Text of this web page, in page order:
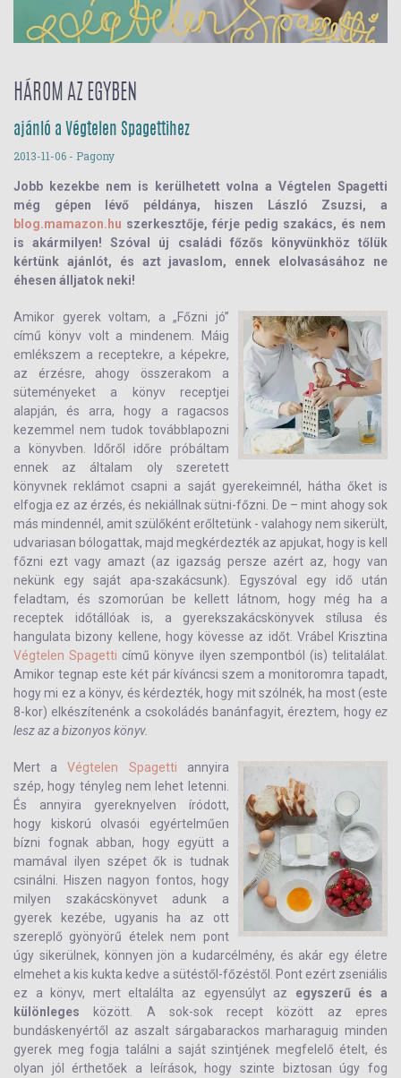
HÁROM AZ EGYBEN
ajánló a Végtelen Spagettihez
2013-11-06 - Pagony
Jobb kezekbe nem is kerülhetett volna a Végtelen Spagetti
még gépen lévő példánya, hiszen László Zsuzsi, a
blog.mamazon.hu szerkesztője, férje pedig szakács, és nem
is akármilyen! Szóval új családi főzős könyvünkhöz tőlük
kértünk ajánlót, és azt javaslom, ennek elolvasásához ne
éhesen álljatok neki!
Amikor gyerek voltam, a „Főzni jó”
című könyv volt a mindenem. Máig
emlékszem a receptekre, a képekre,
az érzésre, ahogy összerakom a
süteményeket a könyv receptjei
alapján, és arra, hogy a ragacsos
kezemmel nem tudok továbblapozni
a könyvben. Időről időre próbáltam
ennek az általam oly szeretett
könyvnek reklámot csapni a saját gyerekeimnél, hátha őket is
elfogja ez az érzés, és nekiállnak sütni-főzni. De – mint ahogy sok
más mindennél, amit szülőként erőltetünk - valahogy nem sikerült,
udvariasan bólogattak, majd megkérdezték az apjukat, hogy is kell
főzni ezt vagy amazt (az igazság persze azért az, hogy van
nekünk egy saját apa-szakácsunk). Egyszóval egy idő után
feladtam, és szomorúan be kellett látnom, hogy még ha a
receptek időtállóak is, a gyerekszakácskönyvek stílusa és
hangulata bizony kellene, hogy kövesse az időt. Vrábel Krisztina
Végtelen Spagetti című könyve ilyen szempontból (is) telitalálat.
Amikor tegnap este két pár kíváncsi szem a monitoromra tapadt,
hogy mi ez a könyv, és kérdezték, hogy mit szólnék, ha most (este
8-kor) elkészítenénk a csokoládés banánfagyit, éreztem, hogy ez
lesz az a bizonyos könyv.
Mert aVégtelen Spagetti annyira
szép, hogy tényleg nem lehet letenni.
És annyira gyereknyelven íródott,
hogy kiskorú olvasói egyértelműen
bízni fognak abban, hogy együtt a
mamával ilyen szépet ők is tudnak
csinálni. Hiszen nagyon fontos, hogy
milyen szakácskönyvet adunk a
gyerek kezébe, ugyanis ha az ott
szereplő gyönyörű ételek nem pont
úgy sikerülnek, könnyen jön a kudarcélmény, és akár egy életre
elmehet a kis kukta kedve a sütéstől-főzéstől. Pont ezért zseniális
ez a könyv, mert eltalálta az egyensúlyt az egyszerű és a
különleges között. A sok-sok recept között az epres
bundáskenyértől az aszalt sárgabarackos marharaguig minden
gyerek meg fogja találni a saját szintjének megfelelő ételt, és
olyan jól érthetőek a leírások, hogy szinte biztosan úgy fog